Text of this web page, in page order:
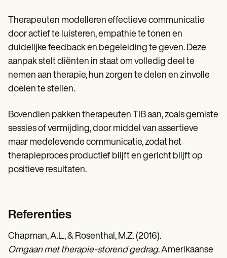
Therapeuten modelleren effectieve communicatie
door actief te luisteren, empathie te tonen en
duidelijke feedback en begeleiding te geven. Deze
aanpak stelt cliënten in staat om volledig deel te
nemen aan therapie, hun zorgen te delen en zinvolle
doelen te stellen.
Bovendien pakken therapeuten TIB aan, zoals gemiste
sessies of vermijding, door middel van assertieve
maar medelevende communicatie, zodat het
therapieproces productief blijft en gericht blijft op
positieve resultaten.
Referenties
Chapman, A.L., & Rosenthal, M.Z. (2016).
Omgaan met therapie-storend gedrag. Amerikaanse